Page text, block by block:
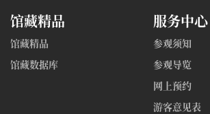
馆藏精品
馆藏精品
馆藏数据库
服务中心
参观须知
参观导览
网上预约
游客意见表